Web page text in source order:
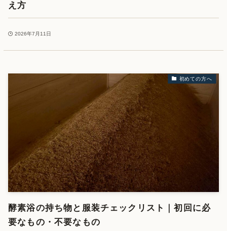
え方
2026年7月11日
初めての方へ
酵素浴の持ち物と服装チェックリスト｜初回に必
要なもの・不要なもの